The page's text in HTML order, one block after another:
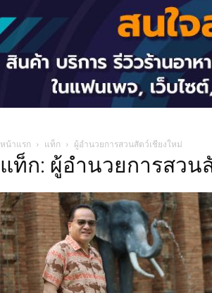
หน้าแรก แท็ก ผู้อำนวยการสวนสัตว์เชียงใหม่
แท็ก: ผู้อำนวยการสวน